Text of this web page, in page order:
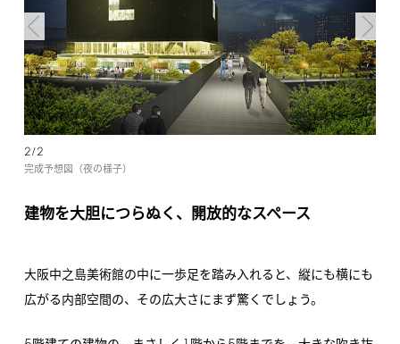
2/2
完成予想図（夜の様子）
建物を大胆につらぬく、開放的なスペース
大阪中之島美術館の中に一歩足を踏み入れると、縦にも横にも
広がる内部空間の、その広大さにまず驚くでしょう。